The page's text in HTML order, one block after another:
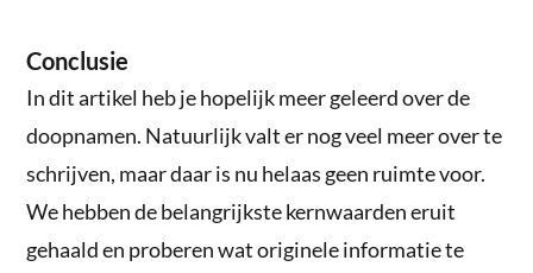
Conclusie
In dit artikel heb je hopelijk meer geleerd over de
doopnamen. Natuurlijk valt er nog veel meer over te
schrijven, maar daar is nu helaas geen ruimte voor.
We hebben de belangrijkste kernwaarden eruit
gehaald en proberen wat originele informatie te